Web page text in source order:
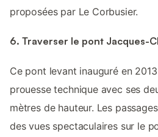
proposées par Le Corbusier.
6. Traverser le pont Jacques-
Ce pont levant inauguré en
prouesse technique avec ses
mètres de hauteur. Les
des vues spectaculaires sur le